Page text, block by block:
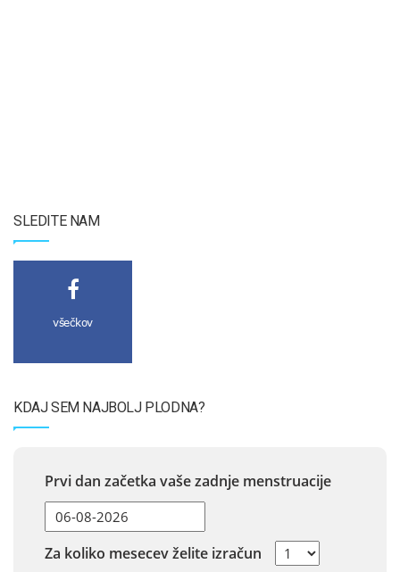
SLEDITE NAM
všečkov
KDAJ SEM NAJBOLJ PLODNA?
Prvi dan začetka vaše zadnje menstruacije
Za koliko mesecev želite izračun